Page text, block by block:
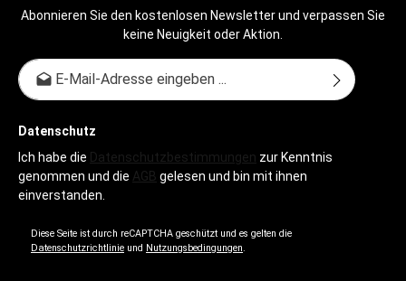
Abonnieren Sie den kostenlosen Newsletter und verpassen Sie
keine Neuigkeit oder Aktion.
Datenschutz
Ich habe die Datenschutzbestimmungen zur Kenntnis
genommen und die AGB gelesen und bin mit ihnen
einverstanden.
Diese Seite ist durch reCAPTCHA geschützt und es gelten die
Datenschutzrichtlinie und Nutzungsbedingungen.